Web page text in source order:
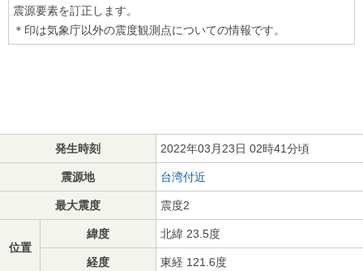
震源要素を訂正します。
＊印は気象庁以外の震度観測点についての情報です。
発生時刻 2022年03月23日 02時41分頃
震源地 台湾付近
最大震度 震度2
位置
緯度 北緯 23.5度
経度 東経 121.6度